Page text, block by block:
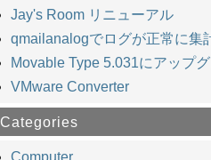
Jay's Room リニューアル
qmailanalogでログが正常に集
Movable Type 5.031にアップ
VMware Converter
Categories
Computer